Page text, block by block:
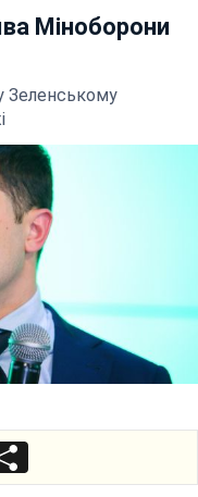
Міноборони
Зеленському